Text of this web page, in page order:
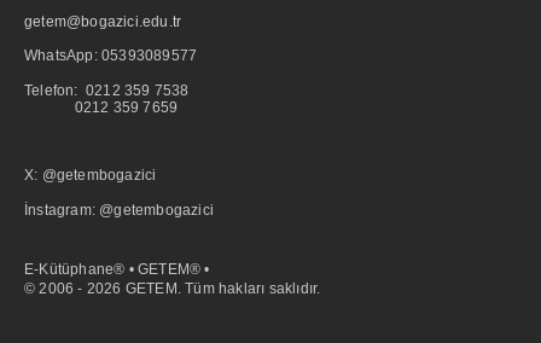
getem@bogazici.edu.tr
WhatsApp: 05393089577
Telefon: 0212 359 7538
0212 359 7659
X: @getembogazici
İnstagram: @getembogazici
E-Kütüphane® • GETEM® •
© 2006 - 2026 GETEM. Tüm hakları saklıdır.